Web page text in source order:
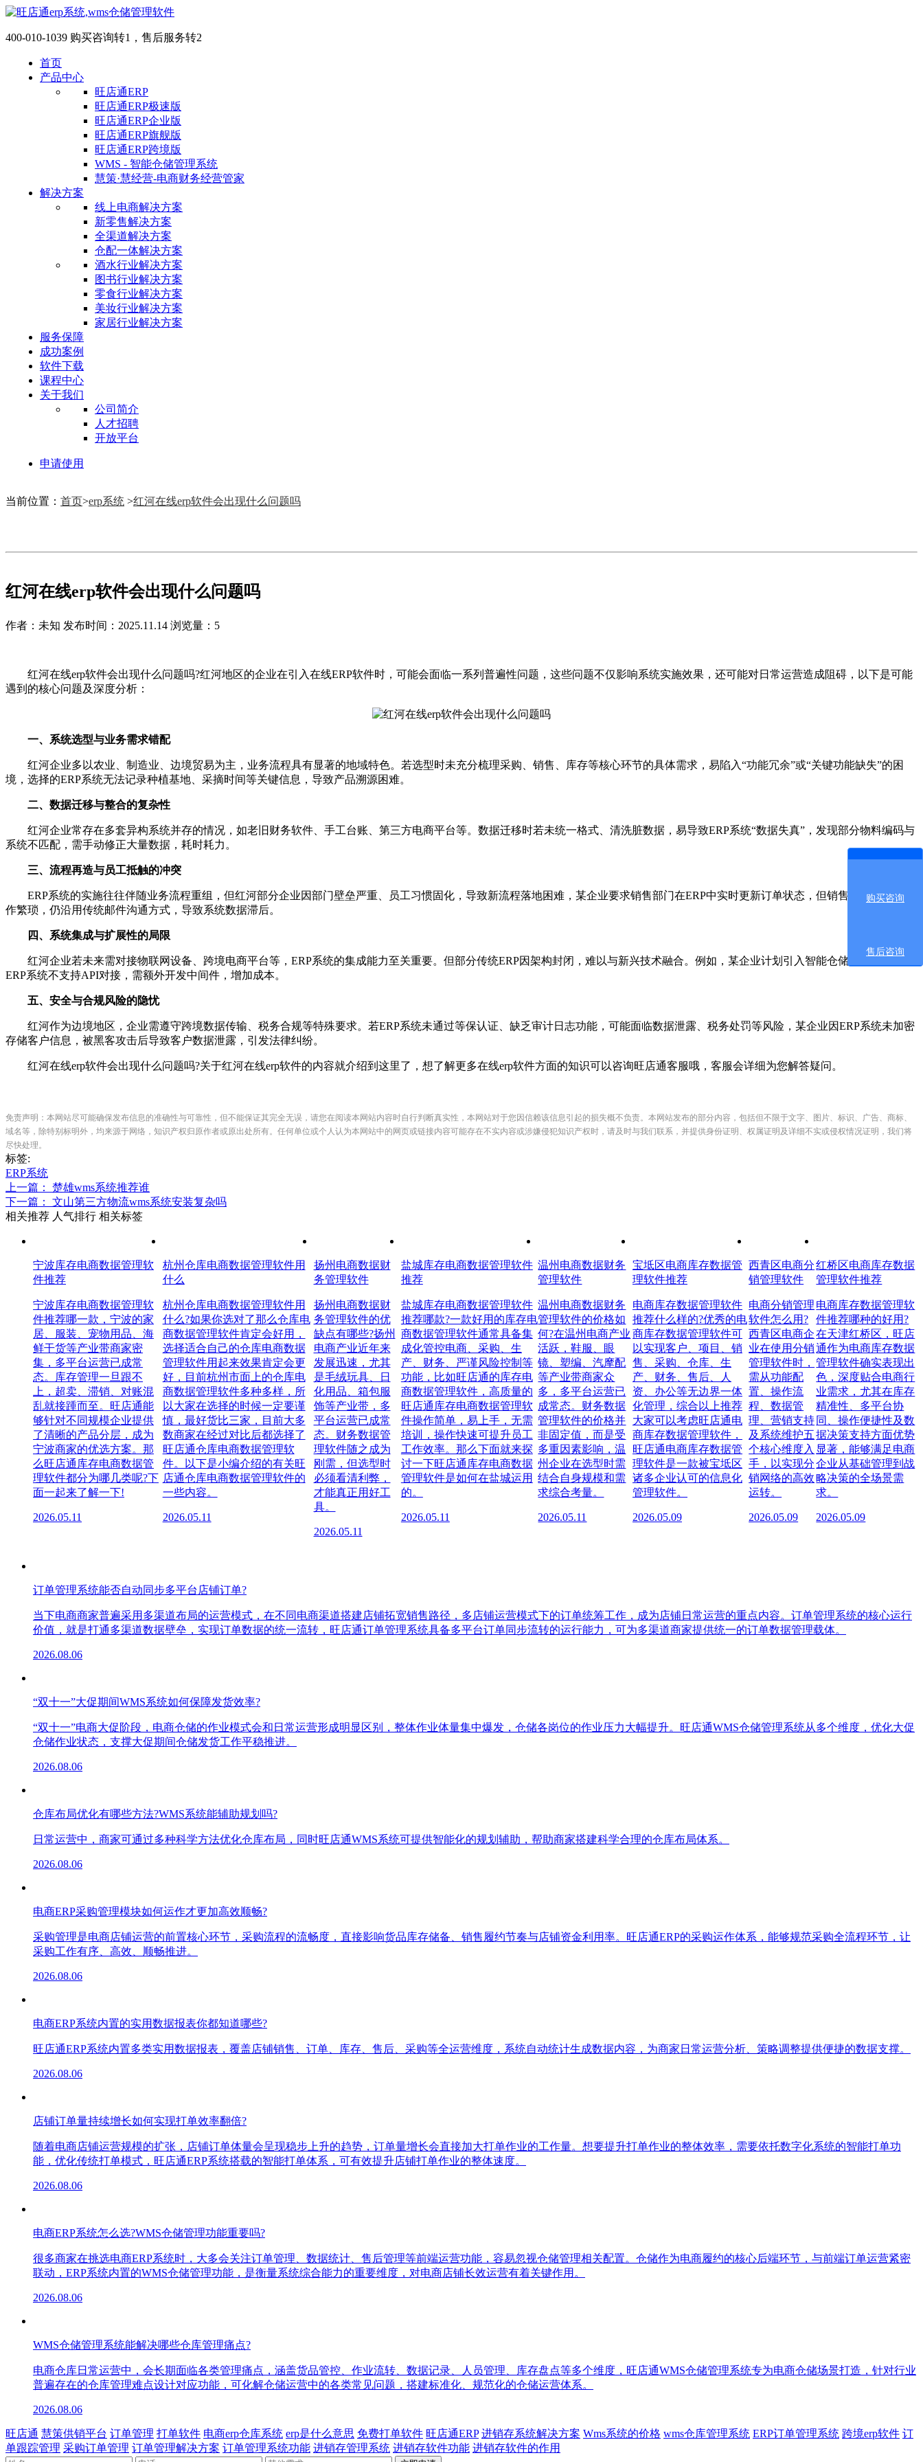
400-010-1039 购买咨询转1，售后服务转2
首页
产品中心
旺店通ERP
旺店通ERP极速版
旺店通ERP企业版
旺店通ERP旗舰版
旺店通ERP跨境版
WMS - 智能仓储管理系统
慧策·慧经营-电商财务经营管家
解决方案
线上电商解决方案
新零售解决方案
全渠道解决方案
仓配一体解决方案
酒水行业解决方案
图书行业解决方案
零食行业解决方案
美妆行业解决方案
家居行业解决方案
服务保障
成功案例
软件下载
课程中心
关于我们
公司简介
人才招聘
开放平台
申请使用
当前位置： 首页>erp系统 >红河在线erp软件会出现什么问题吗
红河在线erp软件会出现什么问题吗
作者：未知 发布时间：2025.11.14 浏览量：5
红河在线erp软件会出现什么问题吗?红河地区的企业在引入在线ERP软件时，可能会面临一系列普遍性问题，这些问题不仅影响系统实施效果，还可能对日常运营造成阻碍，以下是可能
遇到的核心问题及深度分析：
一、系统选型与业务需求错配
红河企业多以农业、制造业、边境贸易为主，业务流程具有显著的地域特色。若选型时未充分梳理采购、销售、库存等核心环节的具体需求，易陷入“功能冗余”或“关键功能缺失”的困
境，选择的ERP系统无法记录种植基地、采摘时间等关键信息，导致产品溯源困难。
二、数据迁移与整合的复杂性
红河企业常存在多套异构系统并存的情况，如老旧财务软件、手工台账、第三方电商平台等。数据迁移时若未统一格式、清洗脏数据，易导致ERP系统“数据失真”，发现部分物料编码与
系统不匹配，需手动修正大量数据，耗时耗力。
三、流程再造与员工抵触的冲突
ERP系统的实施往往伴随业务流程重组，但红河部分企业因部门壁垒严重、员工习惯固化，导致新流程落地困难，某企业要求销售部门在ERP中实时更新订单状态，但销售人员因担心操
作繁琐，仍沿用传统邮件沟通方式，导致系统数据滞后。
四、系统集成与扩展性的局限
红河企业若未来需对接物联网设备、跨境电商平台等，ERP系统的集成能力至关重要。但部分传统ERP因架构封闭，难以与新兴技术融合。例如，某企业计划引入智能仓储设备，但现有
ERP系统不支持API对接，需额外开发中间件，增加成本。
五、安全与合规风险的隐忧
红河作为边境地区，企业需遵守跨境数据传输、税务合规等特殊要求。若ERP系统未通过等保认证、缺乏审计日志功能，可能面临数据泄露、税务处罚等风险，某企业因ERP系统未加密
存储客户信息，被黑客攻击后导致客户数据泄露，引发法律纠纷。
红河在线erp软件会出现什么问题吗?关于红河在线erp软件的内容就介绍到这里了，想了解更多在线erp软件方面的知识可以咨询旺店通客服哦，客服会详细为您解答疑问。
免责声明：本网站尽可能确保发布信息的准确性与可靠性，但不能保证其完全无误，请您在阅读本网站内容时自行判断真实性，本网站对于您因信赖该信息引起的损失概不负责。本网站发布的部分内容，包括但不限于文字、图片、标识、广告、商标、
域名等，除特别标明外，均来源于网络，知识产权归原作者或原出处所有。任何单位或个人认为本网站中的网页或链接内容可能存在不实内容或涉嫌侵犯知识产权时，请及时与我们联系，并提供身份证明、权属证明及详细不实或侵权情况证明，我们将
尽快处理。
标签:
ERP系统
上一篇： 楚雄wms系统推荐谁
下一篇： 文山第三方物流wms系统安装复杂吗
相关推荐 人气排行 相关标签
宁波库存电商数据管理软
件推荐
宁波库存电商数据管理软
件推荐哪一款，宁波的家
居、服装、宠物用品、海
鲜干货等产业带商家密
集，多平台运营已成常
态。库存管理一旦跟不
上，超卖、滞销、对账混
乱就接踵而至。旺店通能
够针对不同规模企业提供
了清晰的产品分层，成为
宁波商家的优选方案。那
么旺店通库存电商数据管
理软件都分为哪几类呢?下
面一起来了解一下!
2026.05.11
杭州仓库电商数据管理软件用
什么
杭州仓库电商数据管理软件用
什么?如果你选对了那么仓库电
商数据管理软件肯定会好用，
选择适合自己的仓库电商数据
管理软件用起来效果肯定会更
好，目前杭州市面上的仓库电
商数据管理软件多种多样，所
以大家在选择的时候一定要谨
慎，最好货比三家，目前大多
数商家在经过对比后都选择了
旺店通仓库电商数据管理软
件。以下是小编介绍的有关旺
店通仓库电商数据管理软件的
一些内容。
2026.05.11
扬州电商数据财
务管理软件
扬州电商数据财
务管理软件的优
缺点有哪些?扬州
电商产业近年来
发展迅速，尤其
是毛绒玩具、日
化用品、箱包服
饰等产业带，多
平台运营已成常
态。财务数据管
理软件随之成为
刚需，但选型时
必须看清利弊，
才能真正用好工
具。
2026.05.11
盐城库存电商数据管理软件
推荐
盐城库存电商数据管理软件
推荐哪款?一款好用的库存电
商数据管理软件通常具备集
成化管控电商、采购、生
产、财务、严谨风险控制等
功能，比如旺店通的库存电
商数据管理软件，高质量的
旺店通库存电商数据管理软
件操作简单，易上手，无需
培训，操作快速可提升员工
工作效率。那么下面就来探
讨一下旺店通库存电商数据
管理软件是如何在盐城运用
的。
2026.05.11
温州电商数据财务
管理软件
温州电商数据财务
管理软件的价格如
何?在温州电商产业
活跃，鞋服、眼
镜、塑编、汽摩配
等产业带商家众
多，多平台运营已
成常态。财务数据
管理软件的价格并
非固定值，而是受
多重因素影响，温
州企业在选型时需
结合自身规模和需
求综合考量。
2026.05.11
宝坻区电商库存数据管
理软件推荐
电商库存数据管理软件
推荐什么样的?优秀的电
商库存数据管理软件可
以实现客户、项目、销
售、采购、仓库、生
产、财务、售后、人
资、办公等无边界一体
化管理，综合以上推荐
大家可以考虑旺店通电
商库存数据管理软件，
旺店通电商库存数据管
理软件是一款被宝坻区
诸多企业认可的信息化
管理软件。
2026.05.09
西青区电商分
销管理软件
电商分销管理
软件怎么用?
西青区电商企
业在使用分销
管理软件时，
需从功能配
置、操作流
程、数据管
理、营销支持
及系统维护五
个核心维度入
手，以实现分
销网络的高效
运转。
2026.05.09
红桥区电商库存数据
管理软件推荐
电商库存数据管理软
件推荐哪种的好用?
在天津红桥区，旺店
通作为电商库存数据
管理软件确实表现出
色，深度贴合电商行
业需求，尤其在库存
精准性、多平台协
同、操作便捷性及数
据决策支持方面优势
显著，能够满足电商
企业从基础管理到战
略决策的全场景需
求。
2026.05.09
订单管理系统能否自动同步多平台店铺订单?
当下电商商家普遍采用多渠道布局的运营模式，在不同电商渠道搭建店铺拓宽销售路径，多店铺运营模式下的订单统筹工作，成为店铺日常运营的重点内容。订单管理系统的核心运行
价值，就是打通多渠道数据壁垒，实现订单数据的统一流转，旺店通订单管理系统具备多平台订单同步流转的运行能力，可为多渠道商家提供统一的订单数据管理载体。
2026.08.06
“双十一”大促期间WMS系统如何保障发货效率?
“双十一”电商大促阶段，电商仓储的作业模式会和日常运营形成明显区别，整体作业体量集中爆发，仓储各岗位的作业压力大幅提升。旺店通WMS仓储管理系统从多个维度，优化大促
仓储作业状态，支撑大促期间仓储发货工作平稳推进。
2026.08.06
仓库布局优化有哪些方法?WMS系统能辅助规划吗?
日常运营中，商家可通过多种科学方法优化仓库布局，同时旺店通WMS系统可提供智能化的规划辅助，帮助商家搭建科学合理的仓库布局体系。
2026.08.06
电商ERP采购管理模块如何运作才更加高效顺畅?
采购管理是电商店铺运营的前置核心环节，采购流程的流畅度，直接影响货品库存储备、销售履约节奏与店铺资金利用率。旺店通ERP的采购运作体系，能够规范采购全流程环节，让
采购工作有序、高效、顺畅推进。
2026.08.06
电商ERP系统内置的实用数据报表你都知道哪些?
旺店通ERP系统内置多类实用数据报表，覆盖店铺销售、订单、库存、售后、采购等全运营维度，系统自动统计生成数据内容，为商家日常运营分析、策略调整提供便捷的数据支撑。
2026.08.06
店铺订单量持续增长如何实现打单效率翻倍?
随着电商店铺运营规模的扩张，店铺订单体量会呈现稳步上升的趋势，订单量增长会直接加大打单作业的工作量。想要提升打单作业的整体效率，需要依托数字化系统的智能打单功
能，优化传统打单模式，旺店通ERP系统搭载的智能打单体系，可有效提升店铺打单作业的整体速度。
2026.08.06
电商ERP系统怎么选?WMS仓储管理功能重要吗?
很多商家在挑选电商ERP系统时，大多会关注订单管理、数据统计、售后管理等前端运营功能，容易忽视仓储管理相关配置。仓储作为电商履约的核心后端环节，与前端订单运营紧密
联动，ERP系统内置的WMS仓储管理功能，是衡量系统综合能力的重要维度，对电商店铺长效运营有着关键作用。
2026.08.06
WMS仓储管理系统能解决哪些仓库管理痛点?
电商仓库日常运营中，会长期面临各类管理痛点，涵盖货品管控、作业流转、数据记录、人员管理、库存盘点等多个维度，旺店通WMS仓储管理系统专为电商仓储场景打造，针对行业
普遍存在的仓库管理难点设计对应功能，可化解仓储运营中的各类常见问题，搭建标准化、规范化的仓储运营体系。
2026.08.06
旺店通 慧策供销平台 订单管理 打单软件 电商erp仓库系统 erp是什么意思 免费打单软件 旺店通ERP 进销存系统解决方案 Wms系统的价格 wms仓库管理系统 ERP订单管理系统 跨境erp软件 订
单跟踪管理 采购订单管理 订单管理解决方案 订单管理系统功能 进销存管理系统 进销存软件功能 进销存软件的作用
购买咨询
售后咨询